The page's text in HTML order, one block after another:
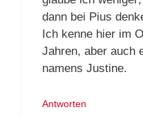
dann bei Pius
Ich kenne hier im
Jahren, aber auch
namens Justine.
Antworten